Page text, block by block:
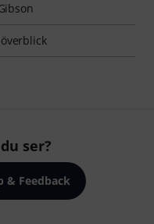
ser?
& Feedback